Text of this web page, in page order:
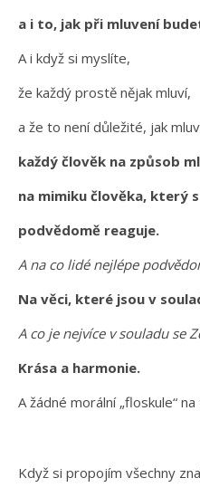
a i to, jak při mluvení
A i když si myslíte,
že každý prostě nějak mluví,
a že to není důležité, jak
každý člověk na způsob
na mimiku člověka, který
podvědomě reaguje.
A na co lidé nejlépe
Na věci, které jsou v
A co je nejvíce v souladu se
Krása a harmonie.
A žádné morální „floskule“
Když si propojím všechny